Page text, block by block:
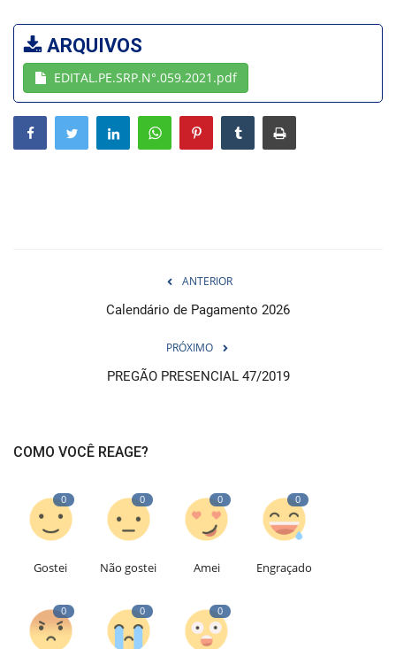
Webmail
Contato
ARQUIVOS
EDITAL.PE.SRP.N°.059.2021.pdf
ANTERIOR
Calendário de Pagamento 2026
PRÓXIMO
PREGÃO PRESENCIAL 47/2019
COMO VOCÊ REAGE?
0
Gostei
0
Não gostei
0
Amei
0
Engraçado
0 0 0